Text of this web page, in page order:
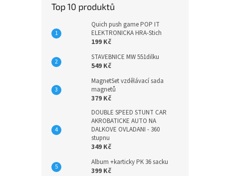
Top 10 produktů
Quich push game POP IT
ELEKTRONICKA HRA-Stich
199 Kč
STAVEBNICE MW 551dilku
549 Kč
MagnetSet vzdělávací sada
magnetů
379 Kč
DOUBLE SPEED STUNT CAR
AKROBATICKE AUTO NA
DALKOVE OVLADANI - 360
stupnu
349 Kč
Album +karticky PK 36 sacku
399 Kč